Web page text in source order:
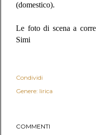
(domestico).
Le foto di scena a
Simi
Condividi
Genere: lirica
COMMENTI